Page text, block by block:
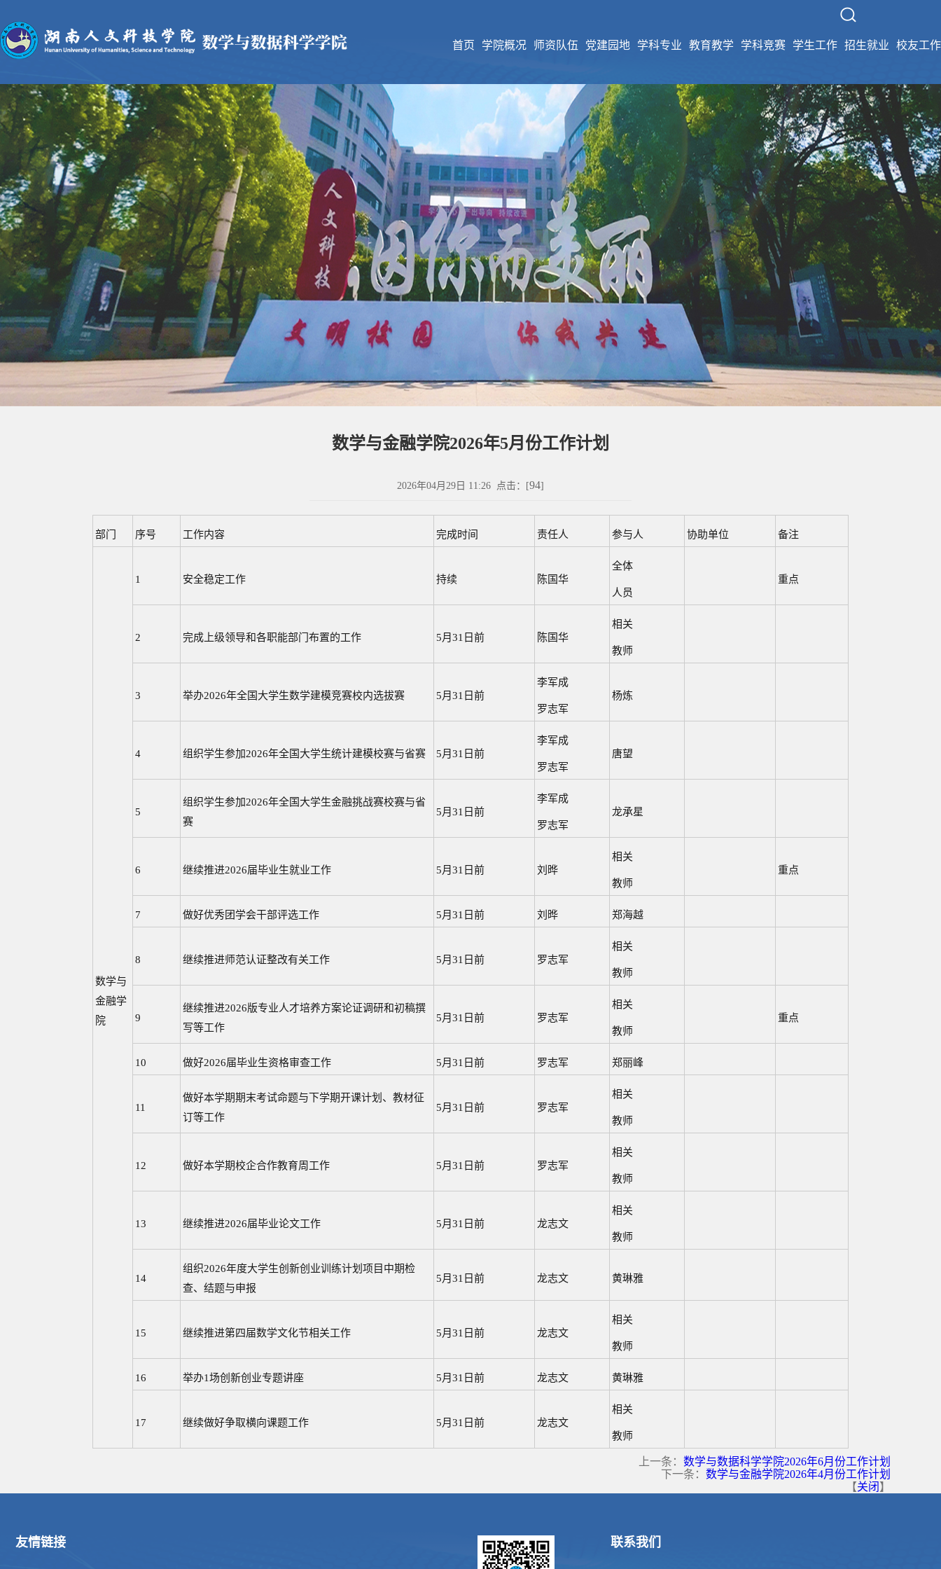
首页 学院概况 师资队伍 党建园地 学科专业 教育教学 学科竞赛 学生工作 招生就业 校友工作
数学与金融学院2026年5月份工作计划
2026年04月29日 11:26 点击：[94]
部门 序号 工作内容 完成时间 责任人 参与人 协助单位 备注
数学与
金融学
院
1 安全稳定工作 持续 陈国华
全体
人员
重点
2 完成上级领导和各职能部门布置的工作 5月31日前 陈国华
相关
教师
3 举办2026年全国大学生数学建模竞赛校内选拔赛 5月31日前
李军成
罗志军
杨炼
4 组织学生参加2026年全国大学生统计建模校赛与省赛 5月31日前
李军成
罗志军
唐望
5
组织学生参加2026年全国大学生金融挑战赛校赛与省
赛
5月31日前
李军成
罗志军
龙承星
6 继续推进2026届毕业生就业工作 5月31日前 刘晔
相关
教师
重点
7 做好优秀团学会干部评选工作 5月31日前 刘晔 郑海越
8 继续推进师范认证整改有关工作 5月31日前 罗志军
相关
教师
9
继续推进2026版专业人才培养方案论证调研和初稿撰
写等工作
5月31日前 罗志军
相关
教师
重点
10 做好2026届毕业生资格审查工作 5月31日前 罗志军 郑丽峰
11
做好本学期期末考试命题与下学期开课计划、教材征
订等工作
5月31日前 罗志军
相关
教师
12 做好本学期校企合作教育周工作 5月31日前 罗志军
相关
教师
13 继续推进2026届毕业论文工作 5月31日前 龙志文
相关
教师
14
组织2026年度大学生创新创业训练计划项目中期检
查、结题与申报
5月31日前 龙志文 黄琳雅
15 继续推进第四届数学文化节相关工作 5月31日前 龙志文
相关
教师
16 举办1场创新创业专题讲座 5月31日前 龙志文 黄琳雅
17 继续做好争取横向课题工作 5月31日前 龙志文
相关
教师
上一条： 数学与数据科学学院2026年6月份工作计划
下一条： 数学与金融学院2026年4月份工作计划
【关闭 】
友情链接 联系我们